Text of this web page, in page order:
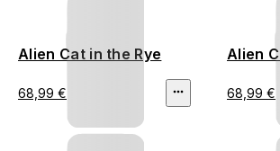
Alien Cat in the Rye
68,99 €
Alien
68,99 €